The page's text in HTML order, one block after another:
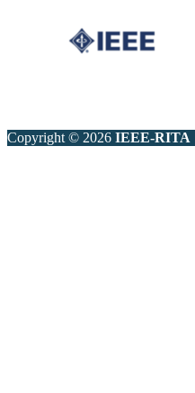
Copyright © 2026 IEEE-RITA